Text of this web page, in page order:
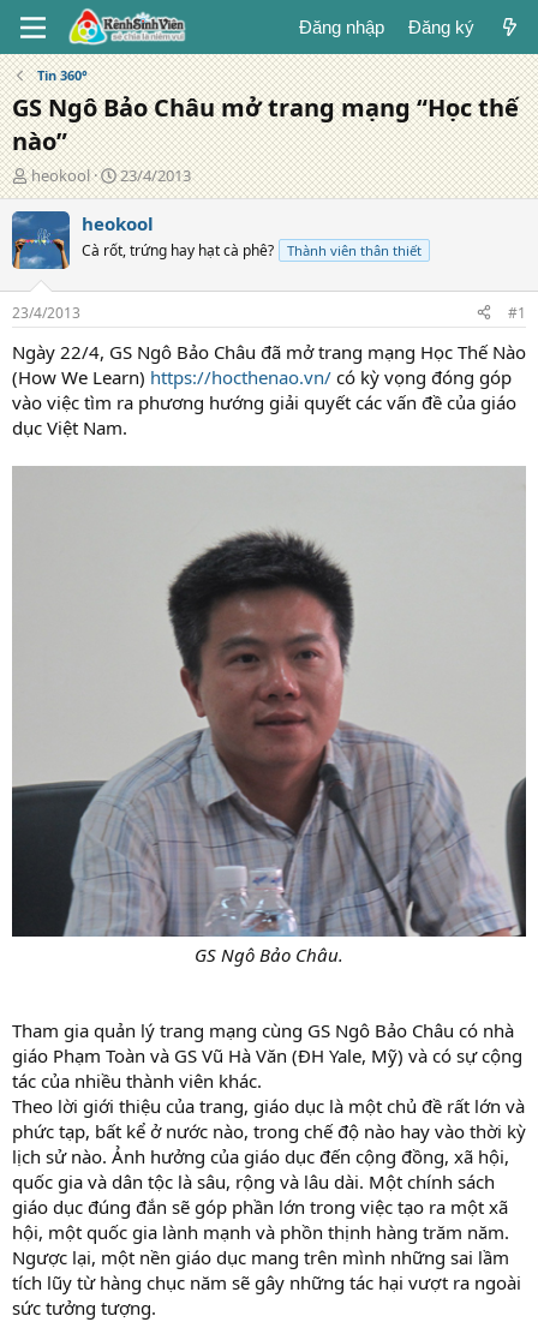
Đăng nhập Đăng ký
Tin 360°
GS Ngô Bảo Châu mở trang mạng “Học thế
nào”
T
á
c
g
i
ả
heokool
N
g
à
đ
g
23/4/2013
heokool
Cà rốt, trứng hay hạt cà phê? Thành viên thân thiết
23/4/2013 #1
Ngày 22/4, GS Ngô Bảo Châu đã mở trang mạng Học Thế Nào
(How We Learn) https://hocthenao.vn/ có kỳ vọng đóng góp
vào việc tìm ra phương hướng giải quyết các vấn đề của giáo
dục Việt Nam.
GS Ngô Bảo Châu.
Tham gia quản lý trang mạng cùng GS Ngô Bảo Châu có nhà
giáo Phạm Toàn và GS Vũ Hà Văn (ĐH Yale, Mỹ) và có sự cộng
tác của nhiều thành viên khác.
Theo lời giới thiệu của trang, giáo dục là một chủ đề rất lớn và
phức tạp, bất kể ở nước nào, trong chế độ nào hay vào thời kỳ
lịch sử nào. Ảnh hưởng của giáo dục đến cộng đồng, xã hội,
quốc gia và dân tộc là sâu, rộng và lâu dài. Một chính sách
giáo dục đúng đắn sẽ góp phần lớn trong việc tạo ra một xã
hội, một quốc gia lành mạnh và phồn thịnh hàng trăm năm.
Ngược lại, một nền giáo dục mang trên mình những sai lầm
tích lũy từ hàng chục năm sẽ gây những tác hại vượt ra ngoài
sức tưởng tượng.